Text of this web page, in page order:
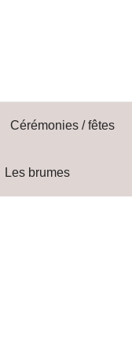
Cérémonies / fêtes
Les brumes